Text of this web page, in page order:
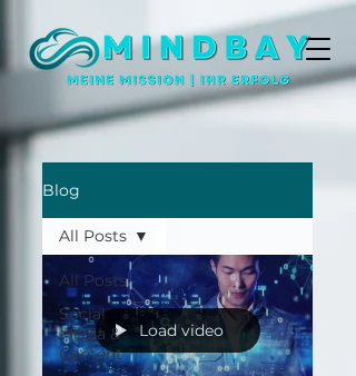
Blog
All Posts
Social
Media &
Content
All Posts
Load video